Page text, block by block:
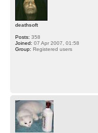
deathsoft
Posts: 358
Joined: 07 Apr 2007, 01:58
Group: Registered users